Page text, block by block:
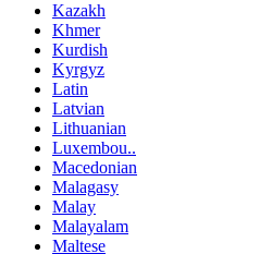
Kazakh
Khmer
Kurdish
Kyrgyz
Latin
Latvian
Lithuanian
Luxembou..
Macedonian
Malagasy
Malay
Malayalam
Maltese